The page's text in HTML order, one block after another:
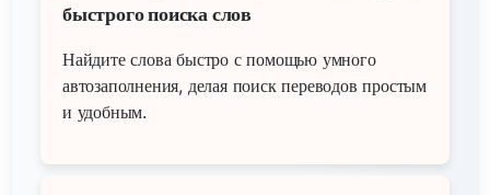
быстрого поиска слов
Найдите слова быстро с помощью умного
автозаполнения, делая поиск переводов простым
и удобным.